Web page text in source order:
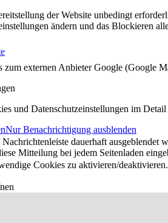
der Website unbedingt
ändern und das Blockieren
zum externen Anbieter Google (Google
und Datenschutzeinstellungen im
Nur Benachrichtigung ausblenden
dauerhaft ausgeblendet
Mitteilung bei jedem Seitenladen
Cookies zu aktivieren/deaktivieren.